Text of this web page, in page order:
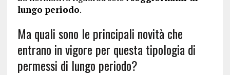
lungo periodo.
Ma quali sono le principali novità che
entrano in vigore per questa tipologia di
permessi di lungo periodo?